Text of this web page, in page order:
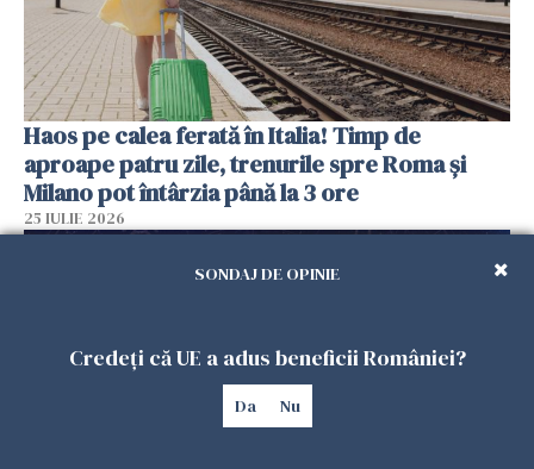
Haos pe calea ferată în Italia! Timp de
aproape patru zile, trenurile spre Roma și
Milano pot întârzia până la 3 ore
25 IULIE 2026
SONDAJ DE OPINIE
Credeți că UE a adus beneficii României?
Da Nu